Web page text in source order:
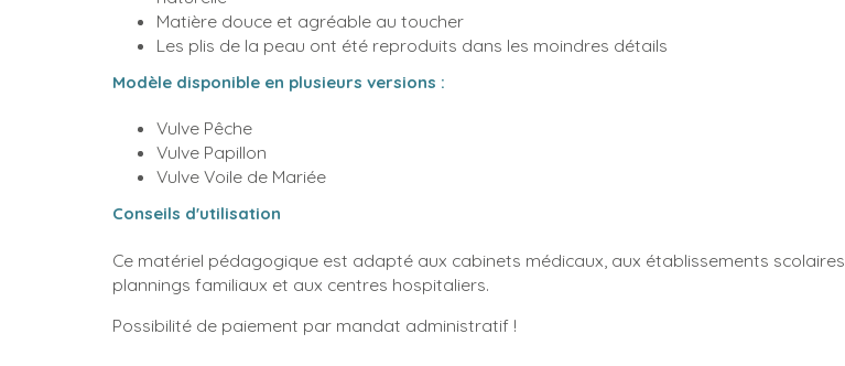
Matière douce et agréable au toucher
Les plis de la peau ont été reproduits dans les moindres détails
Modèle disponible en plusieurs versions :
Vulve Pêche
Vulve Papillon
Vulve Voile de Mariée
Conseils d'utilisation
Ce matériel pédagogique est adapté aux cabinets médicaux, aux établissements scolaires,
plannings familiaux et aux centres hospitaliers.
Possibilité de paiement par mandat administratif !